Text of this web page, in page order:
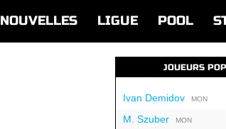
NOUVELLES LIGUE POOL
JOUEURS
Ivan DemidovMON
M. SzuberMON